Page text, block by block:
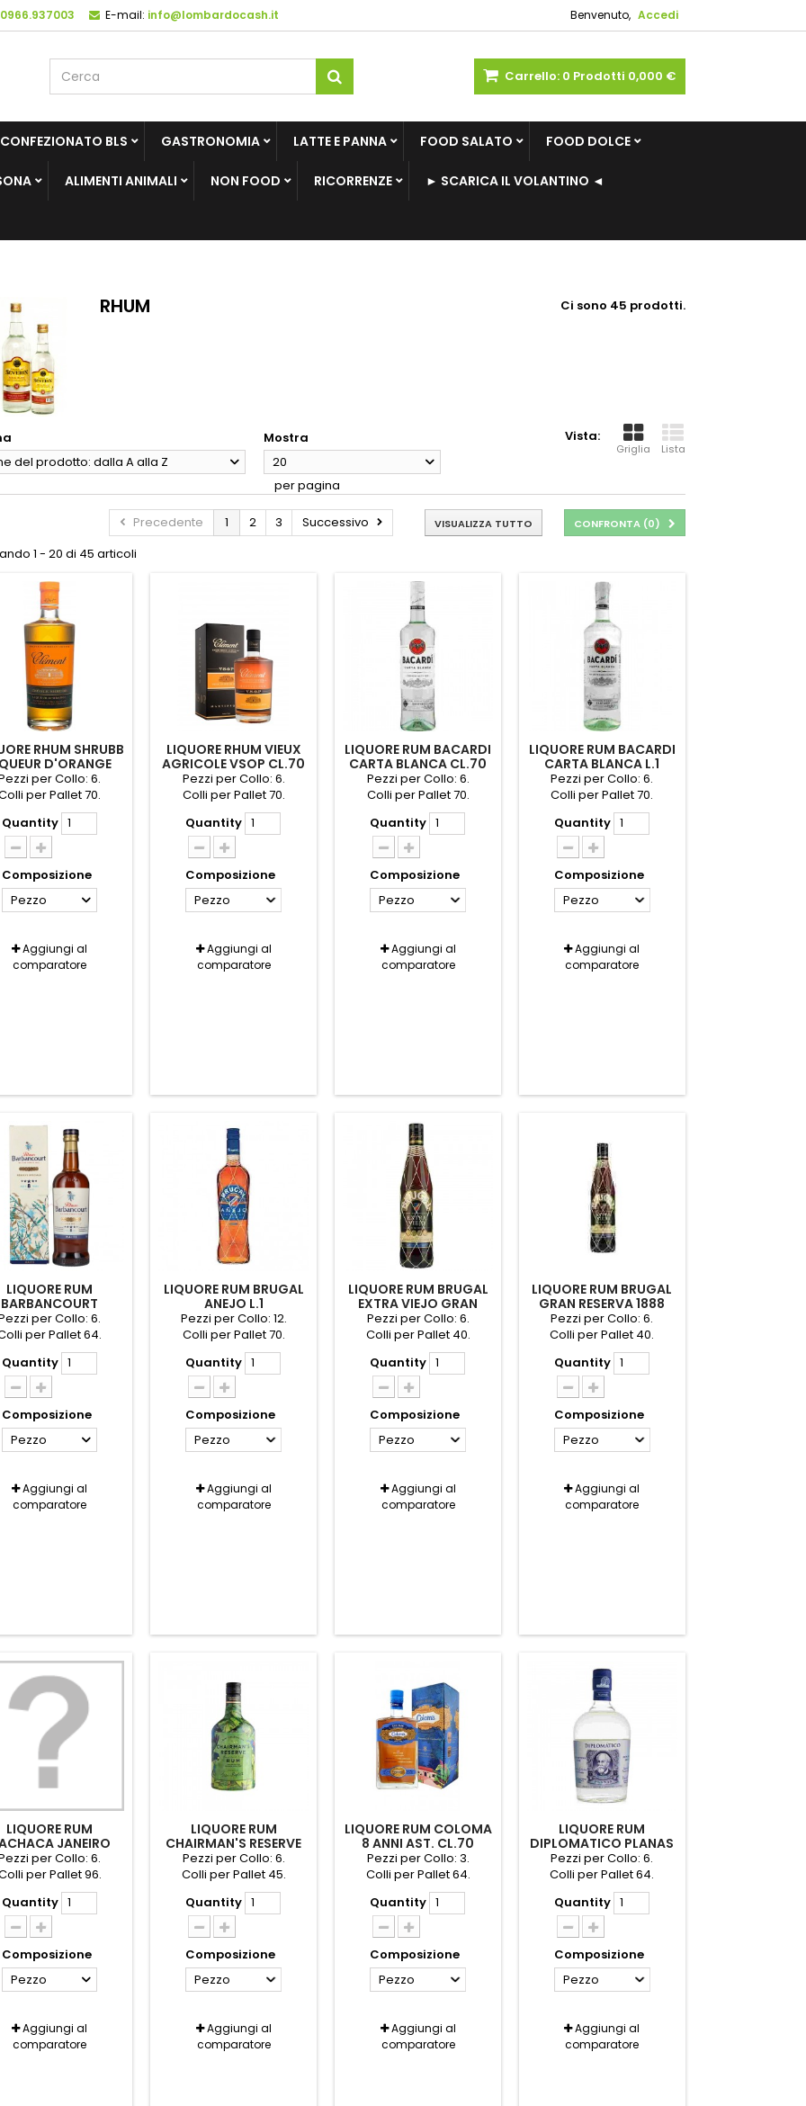
Benvenuto, Accedi
E-mail: info@lombardocash.it
Carrello: 0 Prodotti 0,000 €
BLS GASTRONOMIA LATTE E PANNA FOOD SALATO FOOD DOLCE
ALIMENTI ANIMALI NON FOOD RICORRENZE ► SCARICA IL VOLANTINO ◄
RHUM Ci sono 45 prodotti.
Vista:
Griglia Lista
del prodotto: dalla A alla Z
Mostra
20
per pagina
CONFRONTA (0)
Precedente 1 2 3 Successivo VISUALIZZA TUTTO
1 - 20 di 45 articoli
RHUM SHRUBB
D'ORANGE
CL.70
per Collo: 6.
per Pallet 70.
Quantity
Composizione
Pezzo
Aggiungi al
comparatore
LIQUORE RHUM VIEUX
AGRICOLE VSOP CL.70
Pezzi per Collo: 6.
Colli per Pallet 70.
Quantity
Composizione
Pezzo
Aggiungi al
comparatore
LIQUORE RUM BACARDI
CARTA BLANCA CL.70
Pezzi per Collo: 6.
Colli per Pallet 70.
Quantity
Composizione
Pezzo
Aggiungi al
comparatore
LIQUORE RUM BACARDI
CARTA BLANCA L.1
Pezzi per Collo: 6.
Colli per Pallet 70.
Quantity
Composizione
Pezzo
Aggiungi al
comparatore
LIQUORE RUM
BARBANCOURT
8A. AST.
per Collo: 6.
per Pallet 64.
Quantity
Composizione
Pezzo
Aggiungi al
comparatore
LIQUORE RUM BRUGAL
ANEJO L.1
Pezzi per Collo: 12.
Colli per Pallet 70.
Quantity
Composizione
Pezzo
Aggiungi al
comparatore
LIQUORE RUM BRUGAL
EXTRA VIEJO GRAN
RESERVA CL.70
Pezzi per Collo: 6.
Colli per Pallet 40.
Quantity
Composizione
Pezzo
Aggiungi al
comparatore
LIQUORE RUM BRUGAL
GRAN RESERVA 1888
CL.70 AST.
Pezzi per Collo: 6.
Colli per Pallet 40.
Quantity
Composizione
Pezzo
Aggiungi al
comparatore
LIQUORE RUM
JANEIRO
CL.70 40[
per Collo: 6.
per Pallet 96.
Quantity
Composizione
Pezzo
Aggiungi al
comparatore
LIQUORE RUM
CHAIRMAN'S RESERVE
E/SERIES N.1 CL.70
Pezzi per Collo: 6.
Colli per Pallet 45.
Quantity
Composizione
Pezzo
Aggiungi al
comparatore
LIQUORE RUM COLOMA
8 ANNI AST. CL.70
Pezzi per Collo: 3.
Colli per Pallet 64.
Quantity
Composizione
Pezzo
Aggiungi al
comparatore
LIQUORE RUM
DIPLOMATICO PLANAS
TUBO 70 CL
Pezzi per Collo: 6.
Colli per Pallet 64.
Quantity
Composizione
Pezzo
Aggiungi al
comparatore